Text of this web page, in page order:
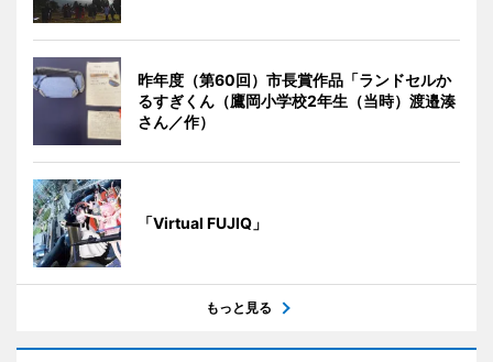
昨年度（第60回）市長賞作品「ランドセルか
るすぎくん（鷹岡小学校2年生（当時）渡邉湊
さん／作）
「Virtual FUJIQ」
もっと見る